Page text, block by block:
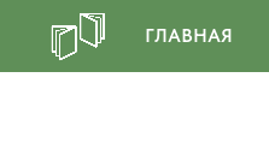
ГЛАВНАЯ